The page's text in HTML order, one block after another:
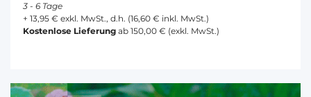
3 - 6 Tage
+ 13,95 € exkl. MwSt., d.h. (16,60 € inkl. MwSt.)
Kostenlose Lieferung ab 150,00 € (exkl. MwSt.)